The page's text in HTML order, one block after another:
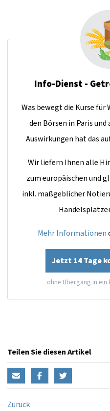
Info-Dienst -
Was bewegt die Kurse für
den Börsen in Paris und
Auswirkungen hat das
Wir liefern Ihnen alle
zum europäischen und
inkl. maßgeblicher
Mehr Informationen
Jetzt 14 Tage
ohne Übergang in
Teilen Sie diesen Artikel
Zurück